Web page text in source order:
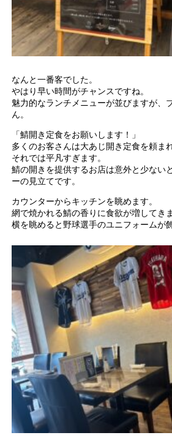
なんと一番客でした。
やはり早い時間がチャンスですね。
魅力的なランチメニューが並びますが、
ん。
「鯖開き定食をお願いします！」
多くのお客さんは大あじ開き定食を頼ま
それでは平凡すぎます。
鯖の開きを提供するお店は意外と少ない
ーの見立てです。
カウンターからキッチンを眺めます。
網で焼かれる鯖の香りに食欲が増してき
横を眺めると野球選手のユニフォームが